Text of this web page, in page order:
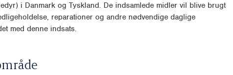
i Danmark og Tyskland. De indsamlede midler vil blive brugt
reparationer og andre nødvendige daglige
med denne indsats.